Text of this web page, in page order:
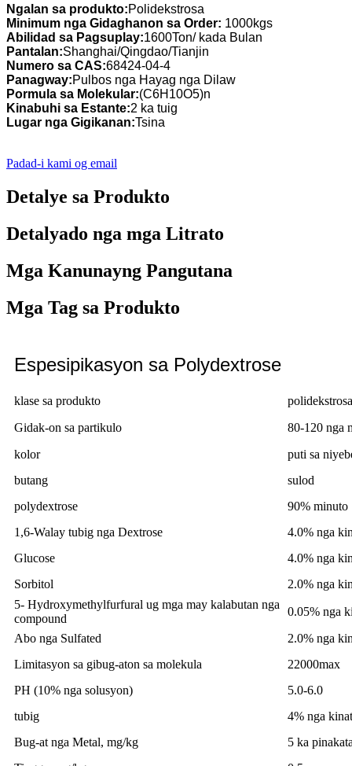
Ngalan sa produkto:Polidekstrosa
Minimum nga Gidaghanon sa Order: 1000kgs
Abilidad sa Pagsuplay:1600Ton/ kada Bulan
Pantalan:Shanghai/Qingdao/Tianjin
Numero sa CAS:68424-04-4
Panagway:Pulbos nga Hayag nga Dilaw
Pormula sa Molekular:(C6H10O5)n
Kinabuhi sa Estante:2 ka tuig
Lugar nga Gigikanan:Tsina
Padad-i kami og email
Detalye sa Produkto
Detalyado nga mga Litrato
Mga Kanunayng Pangutana
Mga Tag sa Produkto
Espesipikasyon sa Polydextrose
klase sa produkto
Gidak-on sa partikulo
80-120 nga
kolor
puti sa
butang
sulod
polydextrose
90% minuto
1,6-Walay tubig nga Dextrose
4.0% nga
Glucose
4.0% nga
Sorbitol
2.0% nga
5- Hydroxymethylfurfural ug mga may kalabutan nga
compound
0.05% nga
Abo nga Sulfated
2.0% nga
Limitasyon sa gibug-aton sa molekula
22000max
PH (10% nga solusyon)
5.0-6.0
tubig
4% nga
Bug-at nga Metal, mg/kg
5 ka